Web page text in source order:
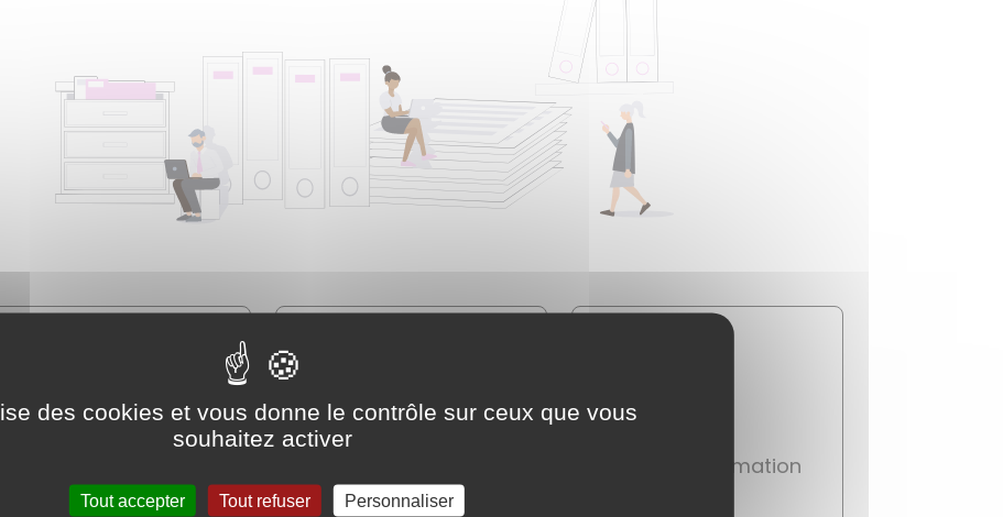
Travail - Formation
des cookies et vous donne le contrôle sur ceux que vous
souhaitez activer
Tout accepter Tout refuser Personnaliser